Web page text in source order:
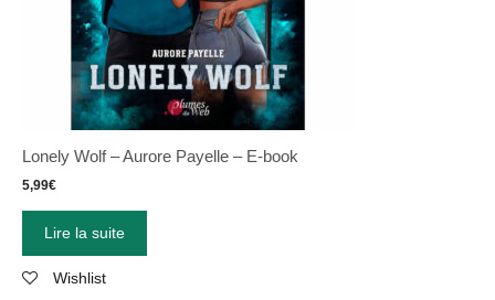
Lonely Wolf – Aurore Payelle – E-book
5,99€
Lire la suite
Wishlist